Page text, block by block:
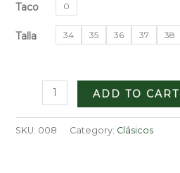
Taco 0
Talla 34 35 36 37 38
quantity
ADD TO CART
SKU: 008 Category: Clásicos